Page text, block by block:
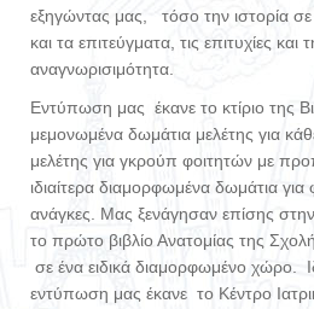
εξηγώντας μας, τόσο την ιστορία
και τα επιτεύγματα, τις επιτυχίες και
αναγνωρισιμότητα.
Εντύπωση μας έκανε το κτίριο της
μεμονωμένα δωμάτια μελέτης για
μελέτης για γκρούπ φοιτητών με
ιδιαίτερα διαμορφωμένα δωμάτια για
ανάγκες. Μας ξενάγησαν επίσης
το πρώτο βιβλίο Ανατομίας της
σε ένα ειδικά διαμορφωμένο χώρο.
εντύπωση μας έκανε το Κέντρο